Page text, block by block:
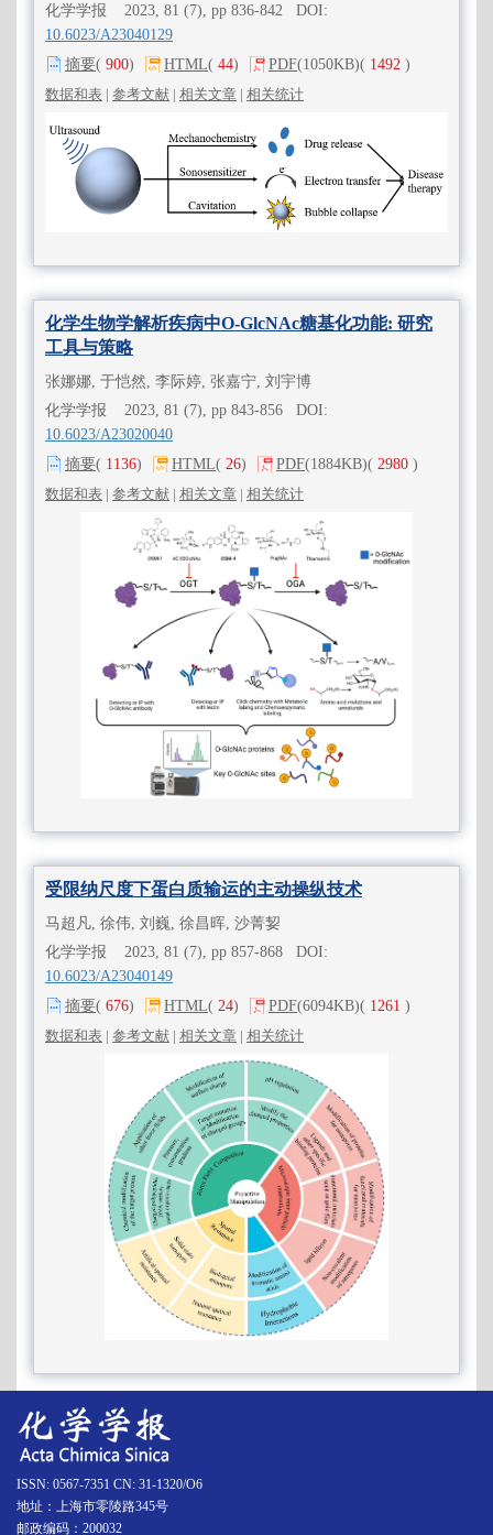
化学学报 2023, 81 (7), pp 836-842 DOI:
10.6023/A23040129
摘要( 900) HTML( 44) PDF(1050KB)( 1492 )
数据和表 | 参考文献 | 相关文章 | 相关统计
化学生物学解析疾病中O-GlcNAc糖基化功能: 研究
工具与策略
张娜娜, 于恺然, 李际婷, 张嘉宁, 刘宇博
化学学报 2023, 81 (7), pp 843-856 DOI:
10.6023/A23020040
摘要( 1136) HTML( 26) PDF(1884KB)( 2980 )
数据和表 | 参考文献 | 相关文章 | 相关统计
受限纳尺度下蛋白质输运的主动操纵技术
马超凡, 徐伟, 刘巍, 徐昌晖, 沙菁㛃
化学学报 2023, 81 (7), pp 857-868 DOI:
10.6023/A23040149
摘要( 676) HTML( 24) PDF(6094KB)( 1261 )
数据和表 | 参考文献 | 相关文章 | 相关统计
ISSN: 0567-7351 CN: 31-1320/O6
地址：上海市零陵路345号
邮政编码：200032